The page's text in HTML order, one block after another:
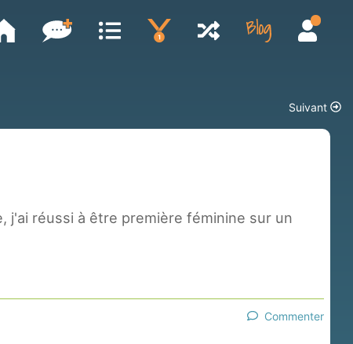
Suivant
j'ai réussi à être première féminine sur un
Commenter